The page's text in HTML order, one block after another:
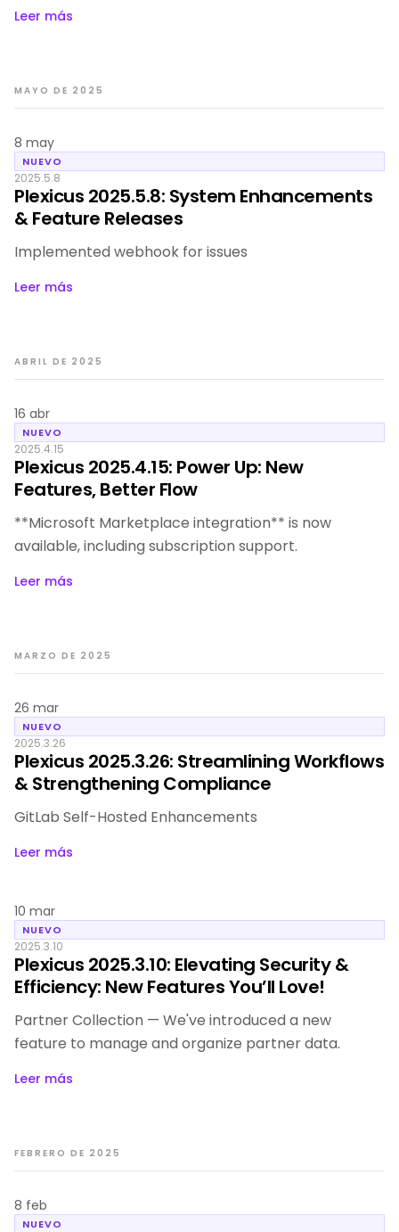
Leer más
MAYO DE 2025
8 may
NUEVO
2025.5.8
Plexicus 2025.5.8: System Enhancements
& Feature Releases
Implemented webhook for issues
Leer más
ABRIL DE 2025
16 abr
NUEVO
2025.4.15
Plexicus 2025.4.15: Power Up: New
Features, Better Flow
**Microsoft Marketplace integration** is now
available, including subscription support.
Leer más
MARZO DE 2025
26 mar
NUEVO
2025.3.26
Plexicus 2025.3.26: Streamlining Workflows
& Strengthening Compliance
GitLab Self-Hosted Enhancements
Leer más
10 mar
NUEVO
2025.3.10
Plexicus 2025.3.10: Elevating Security &
Efficiency: New Features You’ll Love!
Partner Collection — We've introduced a new
feature to manage and organize partner data.
Leer más
FEBRERO DE 2025
8 feb
NUEVO